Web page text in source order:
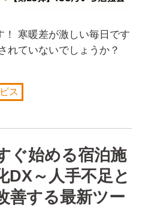
！ 寒暖差が激しい毎日です
れていないでしょうか？
ス
ぐ始める宿泊施
DX～人手不足と
善する最新ツー